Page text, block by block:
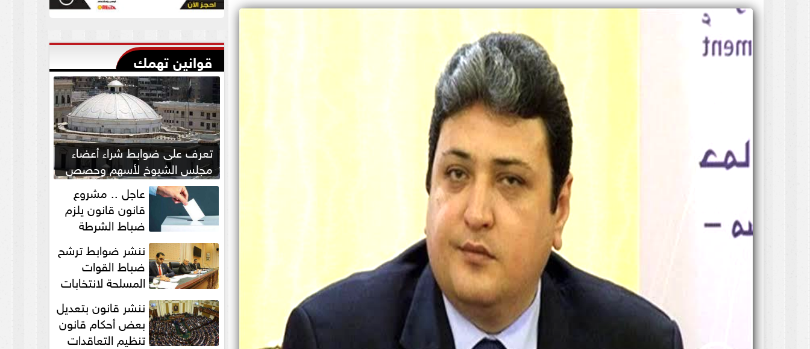
قوانين تهمك
تعرف على ضوابط شراء أعضاء
مجلس الشيوخ لأسهم وحصص
بالشركات عاجل .. مشروع
قانون قانون يلزم
ضباط الشرطة
بالاستئذان لخوض
انتخابات... ننشر ضوابط ترشح
ضباط القوات
المسلحة لانتخابات
الرئاسة والمجالس
النيابية والمحلية‎ ننشر قانون بتعديل
بعض أحكام قانون
تنظيم التعاقدات